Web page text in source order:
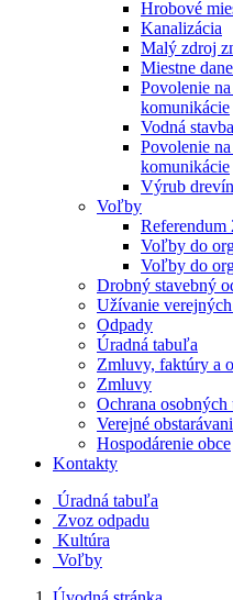
Hrobové
Kanalizácia
Malý zdroj
Miestne
Povolenie
komunikácie
Vodná stavba
Povolenie
komunikácie
Výrub drevín
Voľby
Referendum
Voľby do
Voľby do
Drobný stavebný
Užívanie
Odpady
Úradná tabuľa
Zmluvy, faktúry a
Zmluvy
Ochrana osobných
Verejné
Hospodárenie obce
Kontakty
Úradná tabuľa
Zvoz odpadu
Kultúra
Voľby